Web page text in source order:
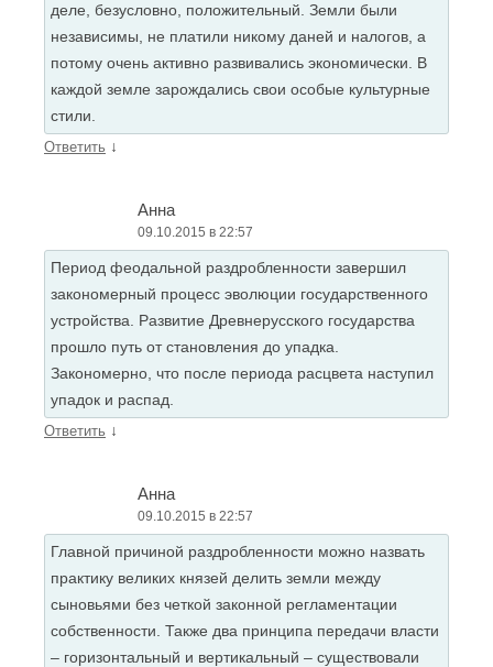
деле, безусловно, положительный. Земли были
независимы, не платили никому даней и налогов, а
потому очень активно развивались экономически. В
каждой земле зарождались свои особые культурные
стили.
Ответить ↓
Анна
09.10.2015 в 22:57
Период феодальной раздробленности завершил
закономерный процесс эволюции государственного
устройства. Развитие Древнерусского государства
прошло путь от становления до упадка.
Закономерно, что после периода расцвета наступил
упадок и распад.
Ответить ↓
Анна
09.10.2015 в 22:57
Главной причиной раздробленности можно назвать
практику великих князей делить земли между
сыновьями без четкой законной регламентации
собственности. Также два принципа передачи власти
– горизонтальный и вертикальный – существовали